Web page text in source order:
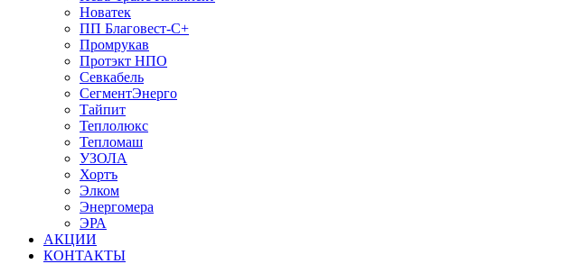
Новатек
ПП Благовест-С+
Промрукав
Протэкт НПО
Севкабель
СегментЭнерго
Тайпит
Теплолюкс
Тепломаш
УЗОЛА
Хортъ
Элком
Энергомера
ЭРА
АКЦИИ
КОНТАКТЫ